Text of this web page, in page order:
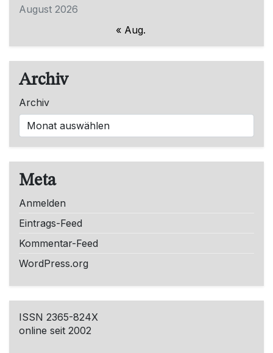
August 2026
« Aug.
Archiv
Archiv
Meta
Anmelden
Eintrags-Feed
Kommentar-Feed
WordPress.org
ISSN 2365-824X
online seit 2002